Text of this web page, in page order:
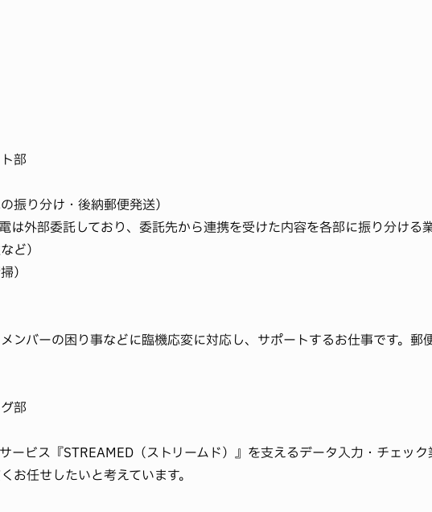
部
振り分け・後納郵便発送）
は外部委託しており、委託先から連携を受けた内容を各部に振り分ける
ど）
）
ンバーの困り事などに臨機応変に対応し、サポートするお仕事です。郵
部
ービス『STREAMED（ストリームド）』を支えるデータ入力・チェック
お任せしたいと考えています。